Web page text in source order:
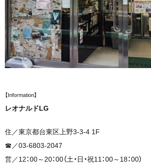
【Information】
レオナルドLG
住／東京都台東区上野3-3-4 1F
☎︎／03-6803-2047
営／12：00～20：00（土・日・祝11：00～18：00）